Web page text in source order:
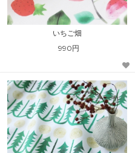
いちご畑
990円